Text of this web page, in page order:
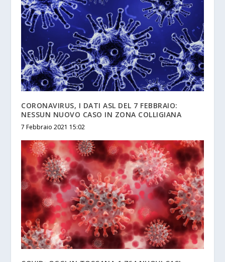
CORONAVIRUS, I DATI ASL DEL 7 FEBBRAIO:
NESSUN NUOVO CASO IN ZONA COLLIGIANA
7 Febbraio 2021 15:02